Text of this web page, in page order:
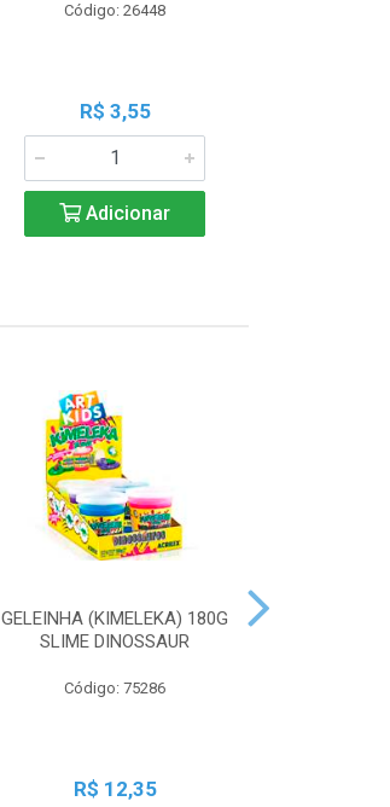
Código: 26448
R$ 3,55
Adicionar
GELEINHA (KIMELEKA) 180G
SLIME DINOSSAUR
Código: 75286
R$ 12,35